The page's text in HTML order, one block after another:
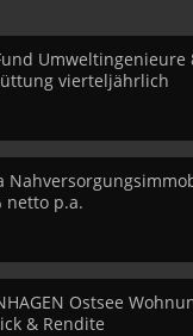
Umweltingenieure
vierteljährlich
netto p.a.
Ostsee
& Rendite